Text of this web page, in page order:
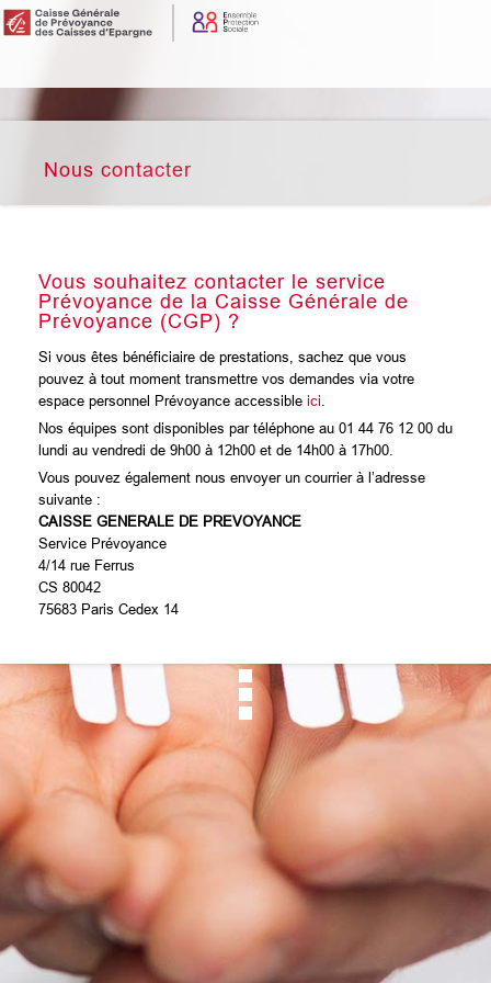
Nous contacter
Vous souhaitez contacter le service
Prévoyance de la Caisse Générale de
Prévoyance (CGP) ?
Si vous êtes bénéficiaire de prestations, sachez que vous
pouvez à tout moment transmettre vos demandes via votre
espace personnel Prévoyance accessible ici
Nos équipes sont disponibles par téléphone au 01 44 76 12 00 du
lundi au vendredi de 9h00 à 12h00 et de 14h00 à 17h00.
Vous pouvez également nous envoyer un courrier à l’adresse
suivante :
CAISSE GENERALE DE PREVOYANCE
Service Prévoyance
4/14 rue Ferrus
CS 80042
75683 Paris Cedex 14